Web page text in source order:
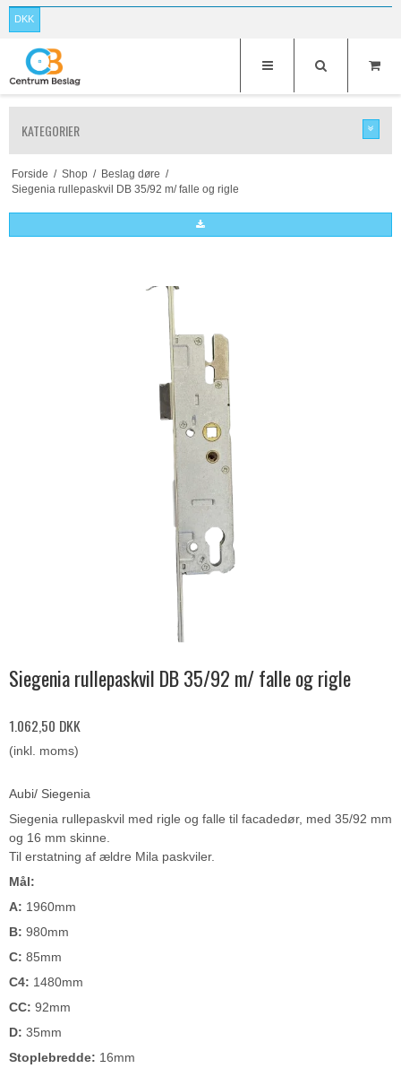
DKK
KATEGORIER
Forside / Shop / Beslag døre /
Siegenia rullepaskvil DB 35/92 m/ falle og rigle
Siegenia rullepaskvil DB 35/92 m/ falle og rigle
1.062,50 DKK
(inkl. moms)
Aubi/ Siegenia
Siegenia rullepaskvil med rigle og falle til facadedør, med 35/92 mm
og 16 mm skinne.
Til erstatning af ældre Mila paskviler.
Mål:
A: 1960mm
B: 980mm
C: 85mm
C4: 1480mm
CC: 92mm
D: 35mm
Stoplebredde: 16mm